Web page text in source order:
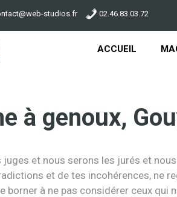
studios.fr 02.46.83.03.72
ACCUEIL
à genoux,
juges et nous serons les jurés et
et de tes incohérences, ne
borner à ne pas considérer ceux